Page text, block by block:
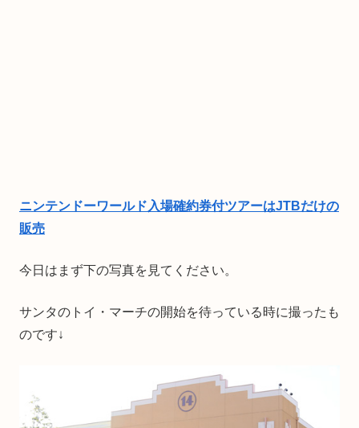
ニンテンドーワールド入場確約券付ツアーはJTBだけの
販売
今日はまず下の写真を見てください。
サンタのトイ・マーチの開始を待っている時に撮ったも
のです↓